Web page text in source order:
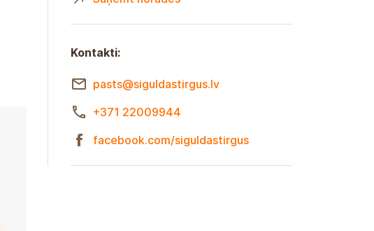
Kontakti:
pasts@siguldastirgus.lv
+371 22009944
facebook.com/siguldastirgus